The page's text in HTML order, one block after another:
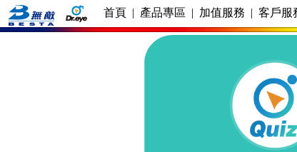
首頁 | 產品專區 | 加值服務 | 客戶服